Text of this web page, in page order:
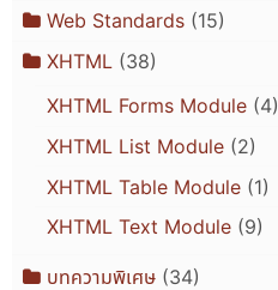
Web Standards(15)
XHTML(38)
XHTML Forms Module(4)
XHTML List Module(2)
XHTML Table Module(1)
XHTML Text Module(9)
บทความพิเศษ(34)